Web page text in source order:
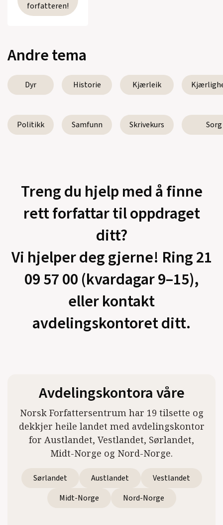
forfatteren!
Andre tema
Dyr Historie Kjærleik
Politikk Samfunn Skrivekurs Sorg
Treng du hjelp med å finne
rett forfattar til oppdraget
ditt?
Vi hjelper deg gjerne! Ring 21
09 57 00 (kvardagar 9–15),
eller kontakt
avdelingskontoret ditt.
Avdelingskontora våre
Norsk Forfattersentrum har 19 tilsette og
dekkjer heile landet med avdelingskontor
for Austlandet, Vestlandet, Sørlandet,
Midt-Norge og Nord-Norge.
Sørlandet Austlandet
Vestlandet
Midt-Norge
Nord-Norge